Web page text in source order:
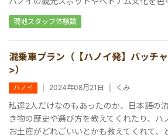
り、ツアー本来の目的以外の所でもとても
客様と一緒ではなくプライベートツアーに
あり質問もしやすく、ベトナムについての
おかげでその後のベトナムも快適に過ごす
イさんには本当にお世話になりました。あ
現地スタッフ体験談
混乗車プラン（【ハノイ発】バッチ
>）
ハノイ 2024年08月21日 くみ
私達2人だけなのもあったのか、日本語の
き物の歴史や選び方を教えてくれたり、ハ
お土産がどれごいいとかも教えてくれて、